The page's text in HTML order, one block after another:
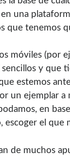
una
que tenemos
móviles (por
sencillos y que
estemos
un ejemplar
en
el que
de muchos